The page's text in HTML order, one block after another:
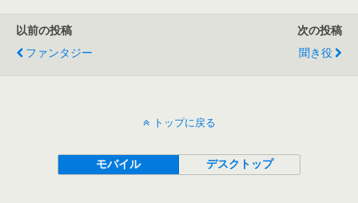
以前の投稿
ファンタジー
次の投稿
聞き役
トップに戻る
モバイル デスクトップ